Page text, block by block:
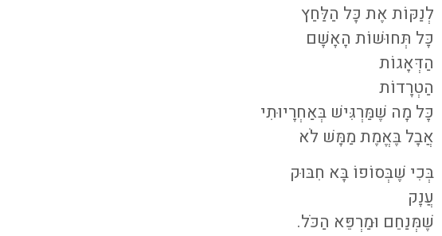
לְנַקּוֹת אֶת כָּל הַלַּחַץ
כָּל תְּחוּשׁוֹת הָאָשָׁם
הַדְּאָגוֹת
הַטְרָדוֹת
כָּל מָה שֶׁמַּרְגִּישׁ בְּאַחְרָיוּתִי
אֲבָל בֶּאֱמֶת מַמָּשׁ לֹא
בְּכִי שֶׁבְּסוֹפוֹ בָּא חִבּוּק
עֲנָק
שֶׁמְּנַחֵם וּמַרְפֵּא הַכֹּל.